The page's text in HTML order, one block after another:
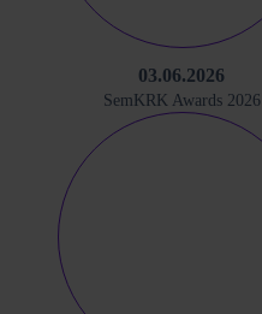
03.06.2026
SemKRK Awards 2026